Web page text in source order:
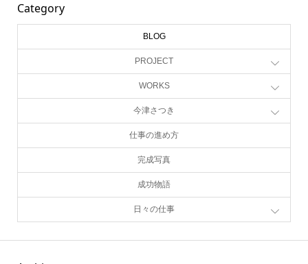
Category
BLOG
PROJECT
WORKS
今津さつき
仕事の進め方
完成写真
成功物語
日々の仕事